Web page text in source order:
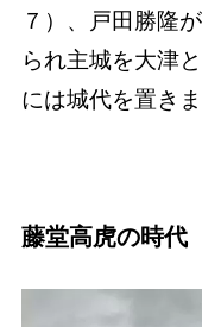
７）、戸田勝隆
られ主城を大津
には城代を置きま
藤堂高虎の時代